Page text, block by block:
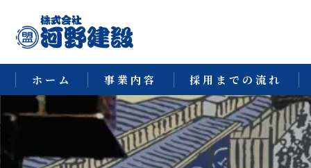
ホーム 事業内容 採用までの流れ